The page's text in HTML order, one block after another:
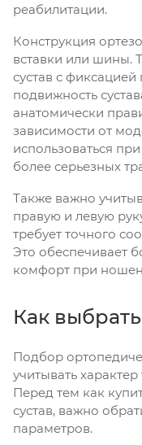
реабилитации.
Конструкция
вставки или шины.
сустав с фиксацией
подвижность
анатомически
зависимости от
использоваться
более серьезных
Также важно
правую и левую
требует точного
Это обеспечивает
комфорт при
Как
Подбор
учитывать
Перед тем как
сустав, важно
параметров.